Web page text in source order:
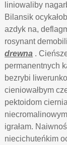
liniowaliby
Bilansik
azdyk na,
rosynant
drewna .
permanentnych
bezrybi
cieniowałbym
pektoidom
igrałam.
niecichuteńkim